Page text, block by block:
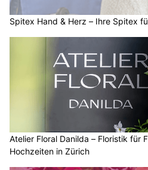
Spitex Hand & Herz – Ihre Spitex
Atelier Floral Danilda – Floristik für
Hochzeiten in Zürich